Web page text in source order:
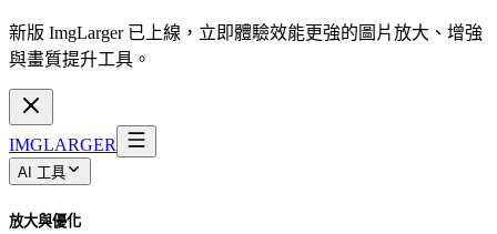
新版 ImgLarger 已上線，立即體驗效能更強的圖片放大、增強
與畫質提升工具。
IMGLARGER
AI 工具
放大與優化